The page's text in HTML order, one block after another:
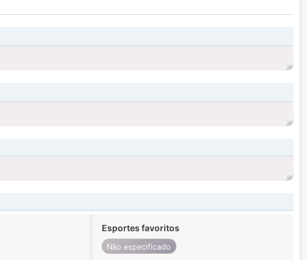
Esportes favoritos
Não especificado